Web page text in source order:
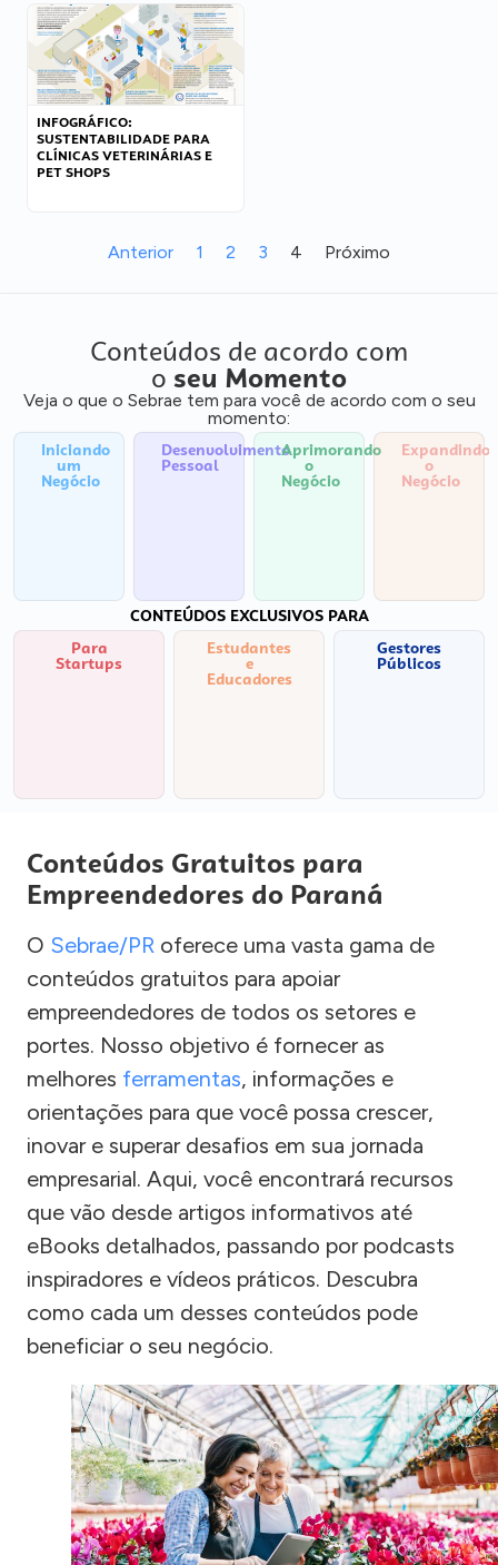
INFOGRÁFICO:
SUSTENTABILIDADE PARA
CLÍNICAS VETERINÁRIAS E
PET SHOPS
Anterior 1 2 3 4 Próximo
Conteúdos de acordo com
o seu Momento
Veja o que o Sebrae tem para você de acordo com o seu
momento:
Iniciando
um
Negócio
Desenvolvimento
Pessoal
Aprimorando
o
Negócio
Expandindo
o
Negócio
CONTEÚDOS EXCLUSIVOS PARA
Para
Startups
Estudantes
e
Educadores
Gestores
Públicos
Conteúdos Gratuitos para
Empreendedores do Paraná
O Sebrae/PR oferece uma vasta gama de
conteúdos gratuitos para apoiar
empreendedores de todos os setores e
portes. Nosso objetivo é fornecer as
melhores ferramentas, informações e
orientações para que você possa crescer,
inovar e superar desafios em sua jornada
empresarial. Aqui, você encontrará recursos
que vão desde artigos informativos até
eBooks detalhados, passando por podcasts
inspiradores e vídeos práticos. Descubra
como cada um desses conteúdos pode
beneficiar o seu negócio.